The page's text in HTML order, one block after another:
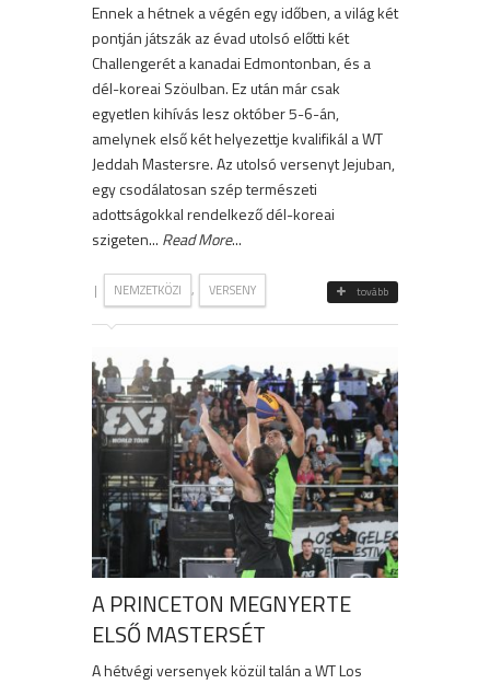
Ennek a hétnek a végén egy időben, a világ két
pontján játszák az évad utolsó előtti két
Challengerét a kanadai Edmontonban, és a
dél-koreai Szöulban. Ez után már csak
egyetlen kihívás lesz október 5-6-án,
amelynek első két helyezettje kvalifikál a WT
Jeddah Mastersre. Az utolsó versenyt Jejuban,
egy csodálatosan szép természeti
adottságokkal rendelkező dél-koreai
szigeten... Read More...
| NEMZETKÖZI , VERSENY tovább
A PRINCETON MEGNYERTE
ELSŐ MASTERSÉT
A hétvégi versenyek közül talán a WT Los